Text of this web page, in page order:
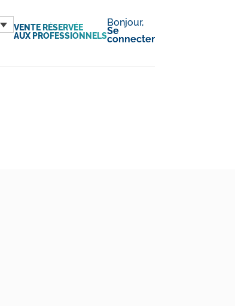
VENTE RÉSERVÉE
AUX PROFESSIONNELS
Bonjour,
Se
connecter